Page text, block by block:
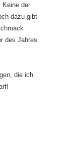
Keine der
dazu gibt
des Jahres
die ich